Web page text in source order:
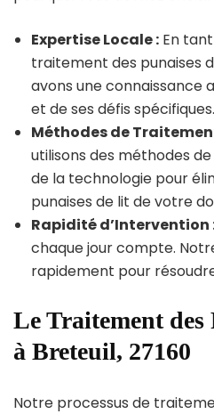
Expertise Locale : En
traitement des punaises
avons une connaissance
et de ses défis spécifiques.
Méthodes de
utilisons des méthodes
de la technologie pour
punaises de lit de votre
Rapidité d’Intervention
chaque jour compte.
rapidement pour
Le Traitement des
à Breteuil, 27160
Notre processus de